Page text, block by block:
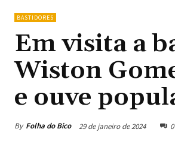
BASTIDORES
Em visita a
Wiston
e ouve
By Folha do Bico 29 de janeiro de 2024 0